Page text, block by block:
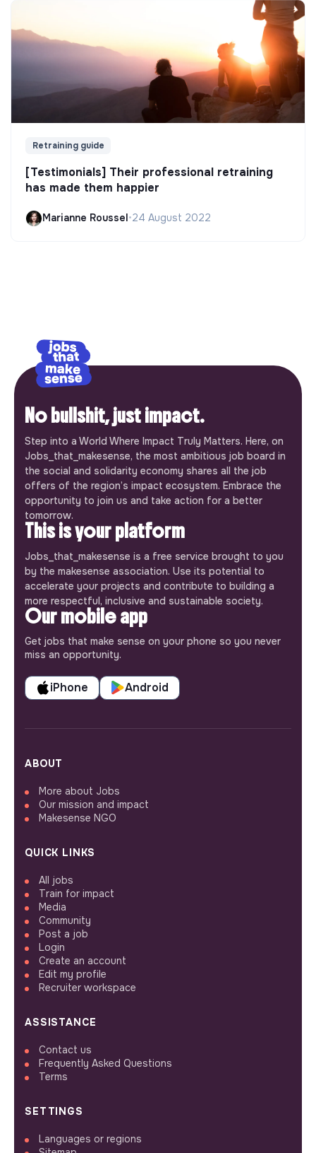
Retraining guide
[Testimonials] Their professional retraining
has made them happier
Marianne Roussel •24 August 2022
No bullshit, just impact.
Step into a World Where Impact Truly Matters. Here, on
Jobs_that_makesense, the most ambitious job board in
the social and solidarity economy shares all the job
offers of the region’s impact ecosystem. Embrace the
opportunity to join us and take action for a better
tomorrow.
This is your platform
Jobs_that_makesense is a free service brought to you
by the makesense association. Use its potential to
accelerate your projects and contribute to building a
more respectful, inclusive and sustainable society.
Our mobile app
Get jobs that make sense on your phone so you never
miss an opportunity.
iPhone Android
ABOUT
More about Jobs
Our mission and impact
Makesense NGO
QUICK LINKS
All jobs
Train for impact
Media
Community
Post a job
Login
Create an account
Edit my profile
Recruiter workspace
ASSISTANCE
Contact us
Frequently Asked Questions
Terms
SETTINGS
Languages or regions